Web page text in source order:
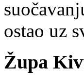
ostao uz
Župa